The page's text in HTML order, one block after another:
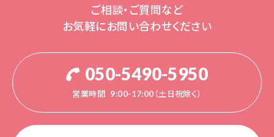
ご相談・ご質問など
お気軽にお問い合わせください
050-5490-5950
営業時間 9:00-17:00（土日祝除く）